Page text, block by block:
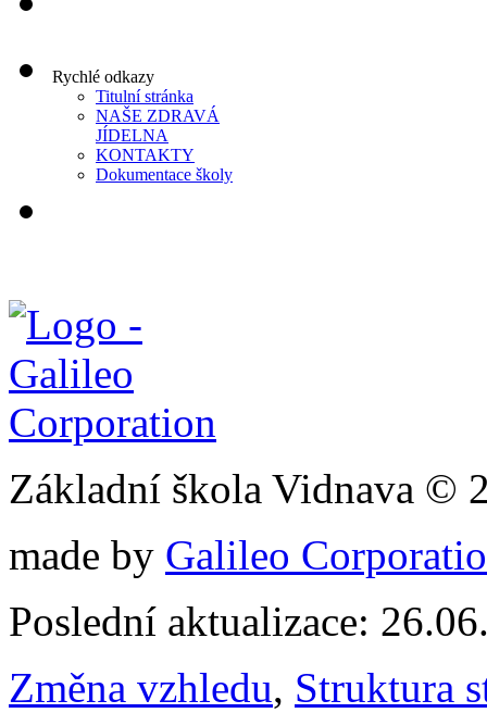
Rychlé odkazy
Titulní stránka
NAŠE ZDRAVÁ
JÍDELNA
KONTAKTY
Dokumentace školy
Základní škola Vidnava ©
made by Galileo
Poslední aktualizace:
Změna vzhledu, Struktura